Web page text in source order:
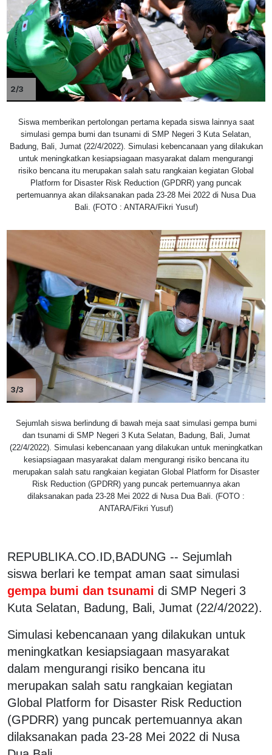
2/3
Siswa memberikan pertolongan pertama kepada siswa lainnya saat
simulasi gempa bumi dan tsunami di SMP Negeri 3 Kuta Selatan,
Badung, Bali, Jumat (22/4/2022). Simulasi kebencanaan yang dilakukan
untuk meningkatkan kesiapsiagaan masyarakat dalam mengurangi
risiko bencana itu merupakan salah satu rangkaian kegiatan Global
Platform for Disaster Risk Reduction (GPDRR) yang puncak
pertemuannya akan dilaksanakan pada 23-28 Mei 2022 di Nusa Dua
Bali. (FOTO : ANTARA/Fikri Yusuf)
3/3
Sejumlah siswa berlindung di bawah meja saat simulasi gempa bumi
dan tsunami di SMP Negeri 3 Kuta Selatan, Badung, Bali, Jumat
(22/4/2022). Simulasi kebencanaan yang dilakukan untuk meningkatkan
kesiapsiagaan masyarakat dalam mengurangi risiko bencana itu
merupakan salah satu rangkaian kegiatan Global Platform for Disaster
Risk Reduction (GPDRR) yang puncak pertemuannya akan
dilaksanakan pada 23-28 Mei 2022 di Nusa Dua Bali. (FOTO :
ANTARA/Fikri Yusuf)
REPUBLIKA.CO.ID,BADUNG -- Sejumlah
siswa berlari ke tempat aman saat simulasi
gempa bumi dan tsunami di SMP Negeri 3
Kuta Selatan, Badung, Bali, Jumat (22/4/2022).
Simulasi kebencanaan yang dilakukan untuk
meningkatkan kesiapsiagaan masyarakat
dalam mengurangi risiko bencana itu
merupakan salah satu rangkaian kegiatan
Global Platform for Disaster Risk Reduction
(GPDRR) yang puncak pertemuannya akan
dilaksanakan pada 23-28 Mei 2022 di Nusa